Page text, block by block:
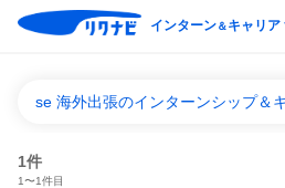
インターン＆キャリア
se 海外出張のインターンシップ＆
1件
1〜1件目